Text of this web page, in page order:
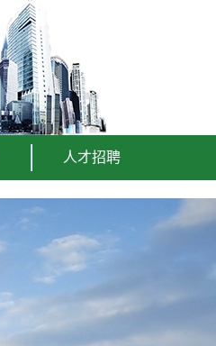
人才招聘